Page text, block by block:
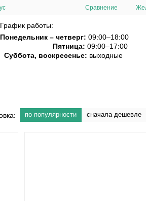
Сравнение
График работы:
Понедельник – четверг: 09:00–18:00
Пятница: 09:00–17:00
Суббота, воскресенье: выходные
по популярности сначала дешевле